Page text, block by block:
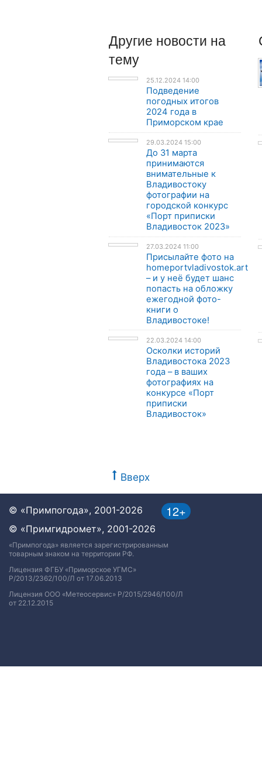
Другие новости на
тему
25.12.2024 14:00
Подведение
погодных итогов
2024 года в
Приморском крае
29.03.2024 15:00
До 31 марта
принимаются
внимательные к
Владивостоку
фотографии на
городской конкурс
«Порт приписки
Владивосток 2023»
27.03.2024 11:00
Присылайте фото на
homeportvladivostok.art
– и у неё будет шанс
попасть на обложку
ежегодной фото-
книги о
Владивостоке!
22.03.2024 14:00
Осколки историй
Владивостока 2023
года – в ваших
фотографиях на
конкурсе «Порт
приписки
Владивосток»
Вверх
12+
© «Примпогода», 2001-2026
© «Примгидромет», 2001-2026
«Примпогода» является зарегистрированным
товарным знаком на территории РФ.
Лицензия ФГБУ «Приморское УГМС»
Р/2013/2362/100/Л от 17.06.2013
Лицензия ООО «Метеосервис» Р/2015/2946/100/Л
от 22.12.2015